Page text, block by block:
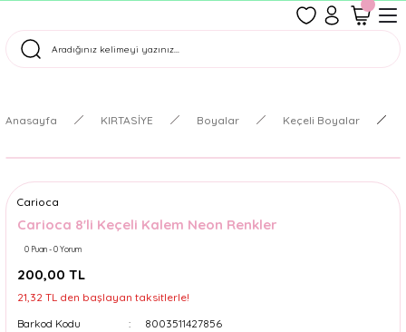
Tüm Siparişler Aynı Gün Kargoda!
Anasayfa KIRTASİYE Boyalar Keçeli Boyalar
Carioca
Carioca 8'li Keçeli Kalem Neon Renkler
0 Puan - 0 Yorum
200,00 TL
21,32 TL den başlayan taksitlerle!
Barkod Kodu
8003511427856